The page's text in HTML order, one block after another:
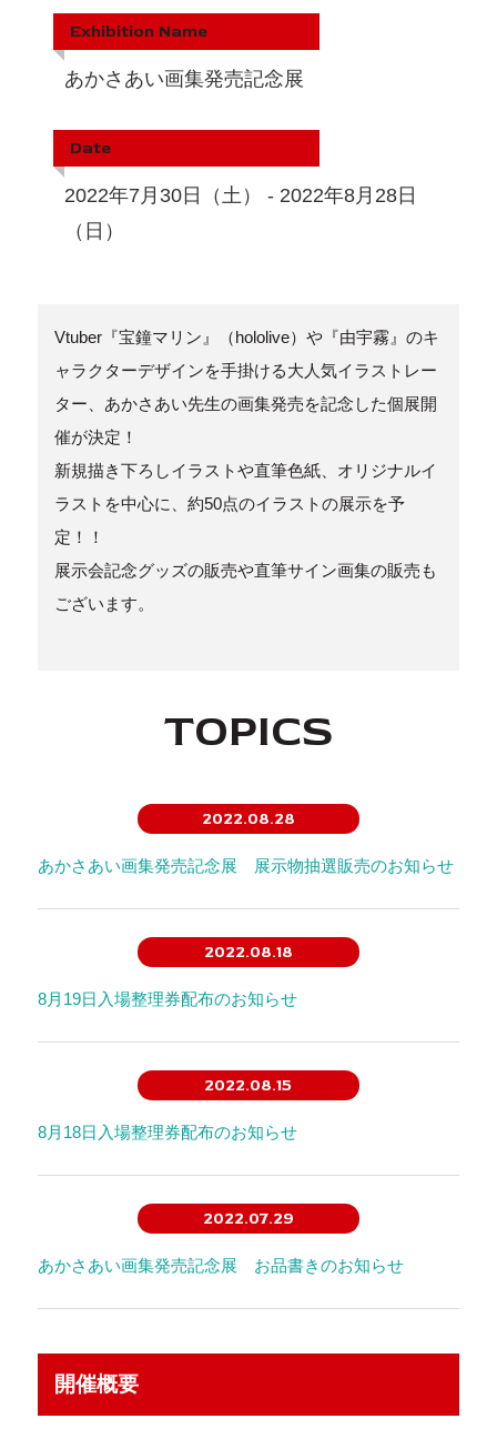
Exhibition Name
あかさあい画集発売記念展
Date
2022年7月30日（土） - 2022年8月28日
（日）
Vtuber『宝鐘マリン』（hololive）や『由宇霧』のキ
ャラクターデザインを手掛ける大人気イラストレー
ター、あかさあい先生の画集発売を記念した個展開
催が決定！
新規描き下ろしイラストや直筆色紙、オリジナルイ
ラストを中心に、約50点のイラストの展示を予
定！！
展示会記念グッズの販売や直筆サイン画集の販売も
ございます。
TOPICS
2022.08.28
あかさあい画集発売記念展 展示物抽選販売のお知らせ
2022.08.18
8月19日入場整理券配布のお知らせ
2022.08.15
8月18日入場整理券配布のお知らせ
2022.07.29
あかさあい画集発売記念展 お品書きのお知らせ
開催概要